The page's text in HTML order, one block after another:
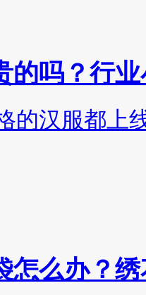
的吗？行
的汉服都上
怎么办？